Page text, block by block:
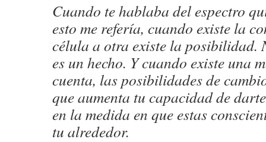
Cuando te hablaba del espectro
esto me refería, cuando existe la
célula a otra existe la posibilidad.
es un hecho. Y cuando existe una
cuenta, las posibilidades de
que aumenta tu capacidad de
en la medida en que estas
tu alrededor.